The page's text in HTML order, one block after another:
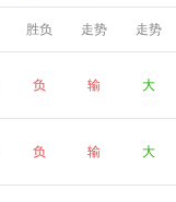
胜负 走势 走势
负 输 大
负 输 大